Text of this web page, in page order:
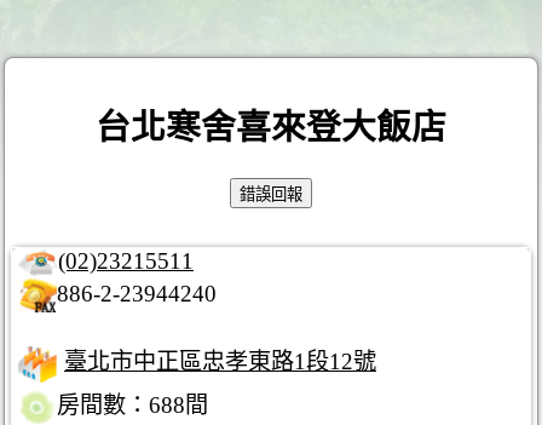
台北寒舍喜來登大飯店
(02)23215511
886-2-23944240
臺北市中正區忠孝東路1段12號
房間數：688間